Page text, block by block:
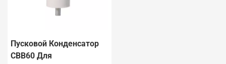
Пусковой Конденсатор
CBB60 Для